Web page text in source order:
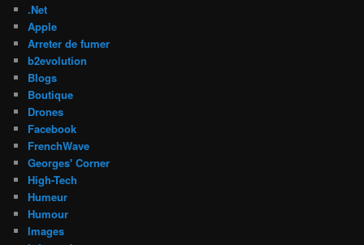
.Net
Apple
Arreter de fumer
b2evolution
Blogs
Boutique
Drones
Facebook
FrenchWave
Georges' Corner
High-Tech
Humeur
Humour
Images